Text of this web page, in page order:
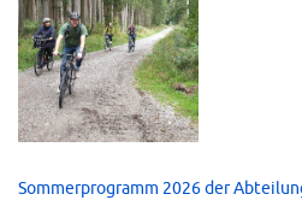
Sommerprogramm 2026 der